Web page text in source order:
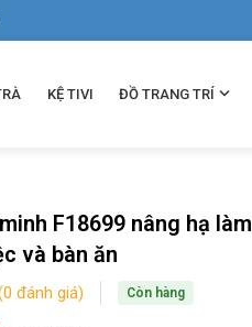
KỆ TIVI ĐỒ TRANG TRÍ
F18699 nâng hạ làm
và bàn ăn
đánh giá) Còn hàng